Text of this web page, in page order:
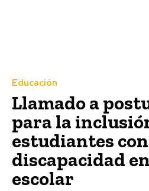
Educación
Llamado a
para la
estudiantes con
discapacidad
escolar